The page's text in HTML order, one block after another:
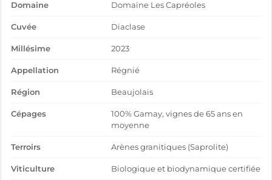
Domaine Domaine Les Capréoles
Cuvée Diaclase
Millésime 2023
Appellation Régnié
Région Beaujolais
Cépages
100% Gamay, vignes de 65 ans en
moyenne
Terroirs Arènes granitiques (Saprolite)
Viticulture Biologique et biodynamique certifiée